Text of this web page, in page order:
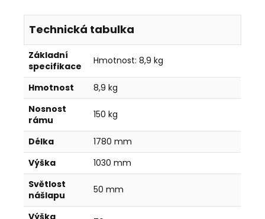
Technická tabulka
Základní
specifikace
Hmotnost: 8,9 kg
Hmotnost
8,9 kg
Nosnost
rámu
150 kg
Délka
1780 mm
Výška
1030 mm
Světlost
nášlapu
50 mm